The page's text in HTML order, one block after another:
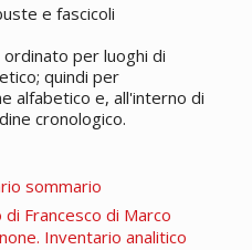
e fascicoli
per luoghi di
quindi per
alfabetico e, all'interno di
cronologico.
sommario
di Francesco di Marco
Inventario analitico